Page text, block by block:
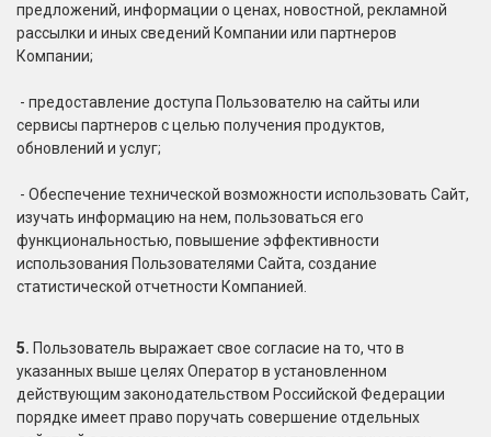
предложений, информации о ценах, новостной, рекламной
рассылки и иных сведений Компании или партнеров
Компании;
- предоставление доступа Пользователю на сайты или
сервисы партнеров с целью получения продуктов,
обновлений и услуг;
- Обеспечение технической возможности использовать Сайт,
изучать информацию на нем, пользоваться его
функциональностью, повышение эффективности
использования Пользователями Сайта, создание
статистической отчетности Компанией.
5. Пользователь выражает свое согласие на то, что в
указанных выше целях Оператор в установленном
действующим законодательством Российской Федерации
порядке имеет право поручать совершение отдельных